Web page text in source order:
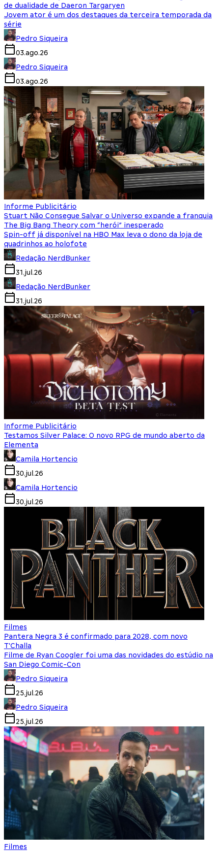
de dualidade de Daeron Targaryen
Jovem ator é um dos destaques da terceira temporada da
série
Pedro Siqueira
03.ago.26
Pedro Siqueira
03.ago.26
Informe Publicitário
Stuart Não Consegue Salvar o Universo expande a franquia
The Big Bang Theory com “herói” inesperado
Spin-off já disponível na HBO Max leva o dono da loja de
quadrinhos ao holofote
Redação NerdBunker
31.jul.26
Redação NerdBunker
31.jul.26
Informe Publicitário
Testamos Silver Palace: O novo RPG de mundo aberto da
Elementa
Camila Hortencio
30.jul.26
Camila Hortencio
30.jul.26
Filmes
Pantera Negra 3 é confirmado para 2028, com novo
T'Challa
Filme de Ryan Coogler foi uma das novidades do estúdio na
San Diego Comic-Con
Pedro Siqueira
25.jul.26
Pedro Siqueira
25.jul.26
Filmes